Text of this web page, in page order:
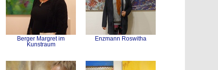
Berger Margret im
Kunstraum
Enzmann Roswitha